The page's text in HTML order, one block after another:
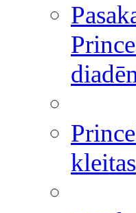
kleitas